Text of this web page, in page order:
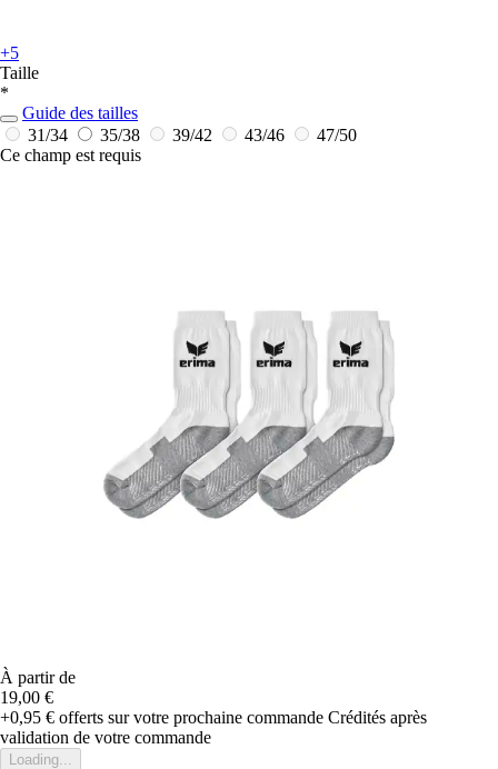
+5
Taille
*
Guide des tailles
31/34
35/38 39/42 43/46
47/50
Ce champ est requis
À partir de
19,00 €
+0,95 € offerts sur votre prochaine commande Crédités après
validation de votre commande
Loading...